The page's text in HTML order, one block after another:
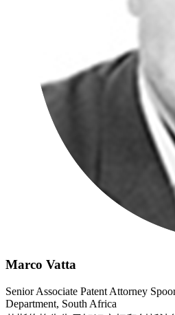
Marco Vatta
Senior Associate Patent Attorney
Department, South Africa